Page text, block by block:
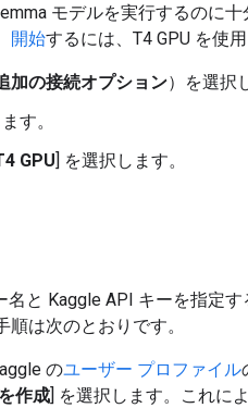
モデルを実行するのに十
開始するには、T4 GPU を使用
加の接続オプション）を選択
す。
GPU] を選択します。
と Kaggle API キーを指定す
は次のとおりです。
のユーザー プロファイル
作成] を選択します。これに